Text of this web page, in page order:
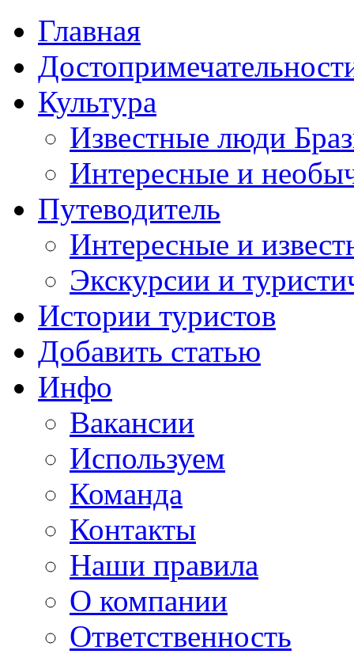
Главная
Культура
Известные люди
Интересные и
Путеводитель
Интересные и
Экскурсии и
Истории туристов
Добавить статью
Инфо
Вакансии
Используем
Команда
Контакты
Наши правила
О компании
Ответственность